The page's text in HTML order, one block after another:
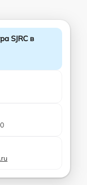
SJRC в